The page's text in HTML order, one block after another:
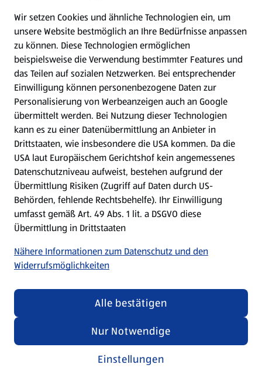
Kochen für Kinder
Rezepte entdecken
Wir setzen Cookies und ähnliche Technologien ein, um
unsere Website bestmöglich an Ihre Bedürfnisse anpassen
zu können. Diese Technologien ermöglichen
beispielsweise die Verwendung bestimmter Features und
das Teilen auf sozialen Netzwerken. Bei entsprechender
Einwilligung können personenbezogene Daten zur
Personalisierung von Werbeanzeigen auch an Google
übermittelt werden. Bei Nutzung dieser Technologien
kann es zu einer Datenübermittlung an Anbieter in
Drittstaaten, wie insbesondere die USA kommen. Da die
USA laut Europäischem Gerichtshof kein angemessenes
Datenschutzniveau aufweist, bestehen aufgrund der
Übermittlung Risiken (Zugriff auf Daten durch US-
Behörden, fehlende Rechtsbehelfe). Ihr Einwilligung
umfasst gemäß Art. 49 Abs. 1 lit. a DSGVO diese
Übermittlung in Drittstaaten
Nähere Informationen zum Datenschutz und den
Widerrufsmöglichkeiten
Einstellungen
Nur Notwendige
Alle bestätigen